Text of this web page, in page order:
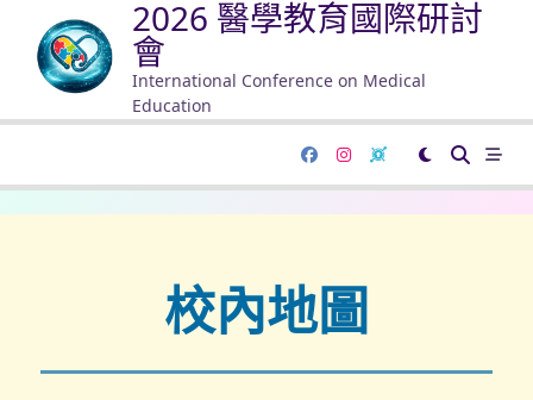
2026 醫學教育國際研討
會
International Conference on Medical
Education
校內地圖